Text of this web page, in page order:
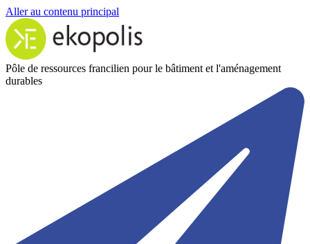
Aller au contenu principal
Pôle de ressources francilien pour le bâtiment et l'aménagement
durables